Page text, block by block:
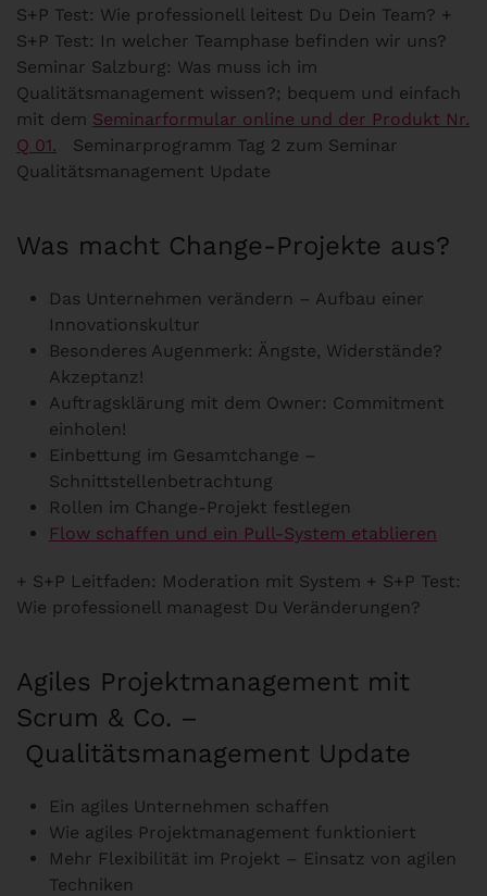
S+P Test: Wie professionell leitest Du Dein Team? +
S+P Test: In welcher Teamphase befinden wir uns?
Seminar Salzburg: Was muss ich im
Qualitätsmanagement wissen?; bequem und einfach
mit dem Seminarformular online und der Produkt Nr.
Q 01. Seminarprogramm Tag 2 zum Seminar
Qualitätsmanagement Update
Was macht Change-Projekte aus?
Das Unternehmen verändern – Aufbau einer
Innovationskultur
Besonderes Augenmerk: Ängste, Widerstände?
Akzeptanz!
Auftragsklärung mit dem Owner: Commitment
einholen!
Einbettung im Gesamtchange –
Schnittstellenbetrachtung
Rollen im Change-Projekt festlegen
Flow schaffen und ein Pull-System etablieren
+ S+P Leitfaden: Moderation mit System + S+P Test:
Wie professionell managest Du Veränderungen?
Agiles Projektmanagement mit
Scrum & Co. –
Qualitätsmanagement Update
Ein agiles Unternehmen schaffen
Wie agiles Projektmanagement funktioniert
Mehr Flexibilität im Projekt – Einsatz von agilen
Techniken